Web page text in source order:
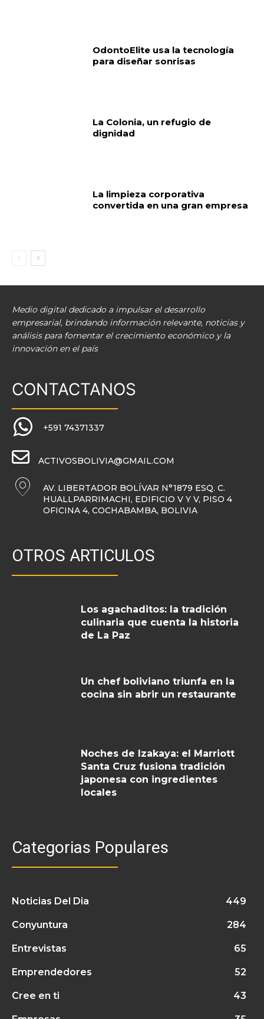
OdontoElite usa la tecnología
para diseñar sonrisas
La Colonia, un refugio de
dignidad
La limpieza corporativa
convertida en una gran empresa
Medio digital dedicado a impulsar el desarrollo
empresarial, brindando información relevante, noticias y
análisis para fomentar el crecimiento económico y la
innovación en el país
CONTACTANOS
+591 74371337
ACTIVOSBOLIVIA@GMAIL.COM
AV. LIBERTADOR BOLÍVAR N°1879 ESQ. C.
HUALLPARRIMACHI, EDIFICIO V Y V, PISO 4
OFICINA 4, COCHABAMBA, BOLIVIA
OTROS ARTICULOS
Los agachaditos: la tradición
culinaria que cuenta la historia
de La Paz
Un chef boliviano triunfa en la
cocina sin abrir un restaurante
Noches de Izakaya: el Marriott
Santa Cruz fusiona tradición
japonesa con ingredientes
locales
Categorias Populares
Noticias Del Dia 449
Conyuntura 284
Entrevistas 65
Emprendedores 52
Cree en ti 43